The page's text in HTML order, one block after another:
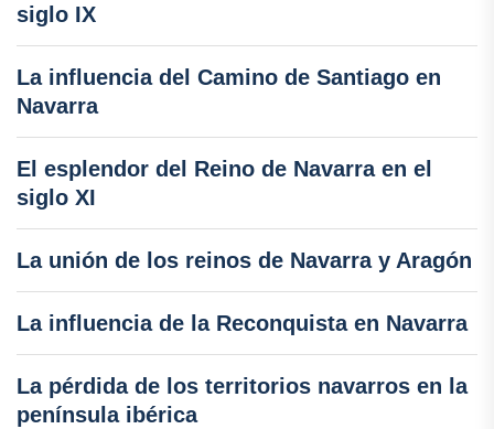
siglo IX
La influencia del Camino de Santiago en
Navarra
El esplendor del Reino de Navarra en el
siglo XI
La unión de los reinos de Navarra y Aragón
La influencia de la Reconquista en Navarra
La pérdida de los territorios navarros en la
península ibérica